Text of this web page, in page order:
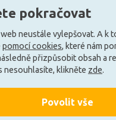
Všechna práva
VytvořiloFEO.cz
pokračovat
web neustále vylepšovat. A k
pomocí cookies, které nám
přizpůsobit obsah a
nesouhlasíte, klikněte zde.
Povolit vše